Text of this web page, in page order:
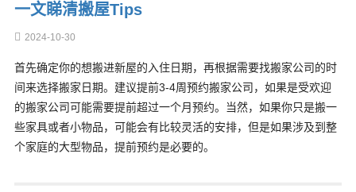
一文睇清搬屋Tips
2024-10-30
首先确定你的想搬进新屋的入住日期，再根据需要找搬家公司的时
间来选择搬家日期。建议提前3-4周预约搬家公司，如果是受欢迎
的搬家公司可能需要提前超过一个月预约。当然，如果你只是搬一
些家具或者小物品，可能会有比较灵活的安排，但是如果涉及到整
个家庭的大型物品，提前预约是必要的。